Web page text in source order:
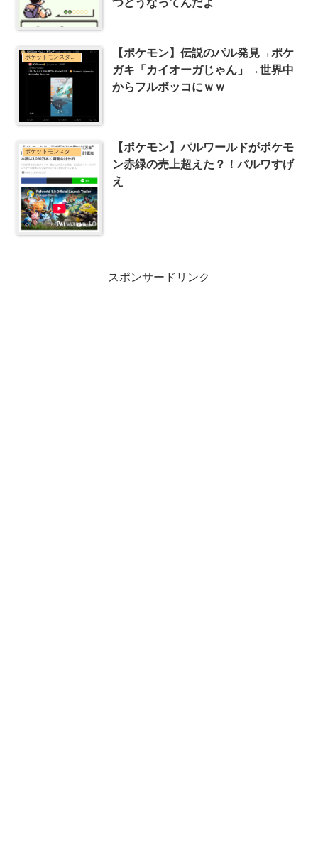
【ポケモン】伝説のパル発見→ポケ
ガキ「カイオーガじゃん」→世界中
からフルボッコにｗｗ
ポケットモンスターシリーズまとめ
【ポケモン】パルワールドがポケモ
ン赤緑の売上超えた？！パルワすげ
え
スポンサードリンク